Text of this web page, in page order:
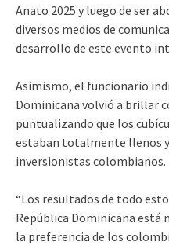
Anato 2025 y luego de ser
diversos medios de
desarrollo de este evento
Asimismo, el funcionario
Dominicana volvió a brillar
puntualizando que los
estaban totalmente llenos
inversionistas colombianos.
“Los resultados de todo
República Dominicana está
la preferencia de los